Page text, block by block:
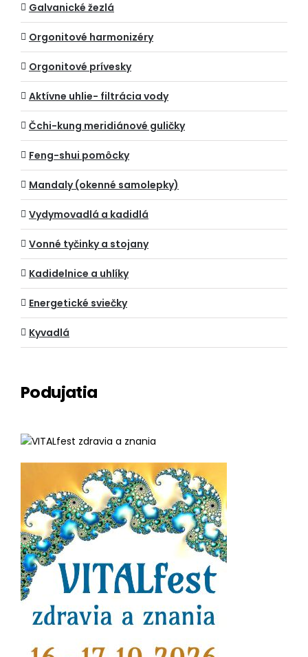
Galvanické žezlá
Orgonitové harmonizéry
Orgonitové prívesky
Aktívne uhlie- filtrácia vody
Čchi-kung meridiánové guličky
Feng-shui pomôcky
Mandaly (okenné samolepky)
Vydymovadlá a kadidlá
Vonné tyčinky a stojany
Kadidelnice a uhlíky
Energetické sviečky
Kyvadlá
Podujatia